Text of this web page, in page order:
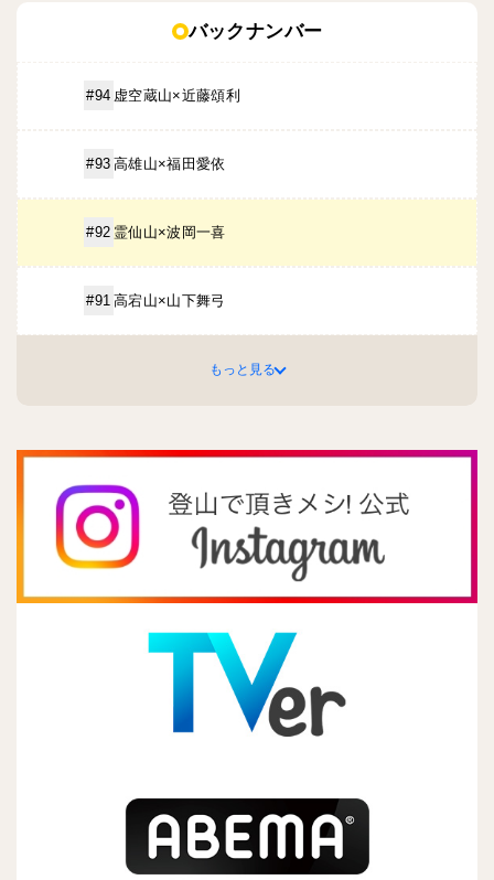
バックナンバー
#94 虚空蔵山×近藤頌利
#93 高雄山×福田愛依
#92 霊仙山×波岡一喜
#91 高宕山×山下舞弓
もっと見る